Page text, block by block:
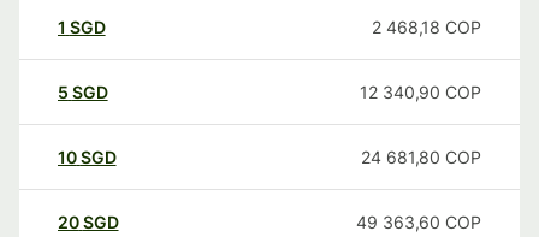
1 SGD 2 468,18 COP
5 SGD 12 340,90 COP
10SGD 24 681,80 COP
20SGD 49 363,60 COP